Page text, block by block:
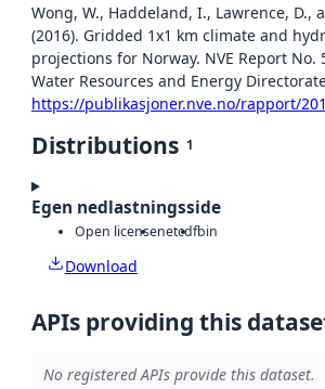
Wong, W., Haddeland, I., Lawrence, D.,
(2016). Gridded 1x1 km climate and
projections for Norway. NVE Report No.
Water Resources and Energy
https://publikasjoner.nve.no/rapport/
Distributions 1
Egen nedlastningsside
Open licensenetcdfbin
Download
APIs providing this
No registered APIs provide this dataset.